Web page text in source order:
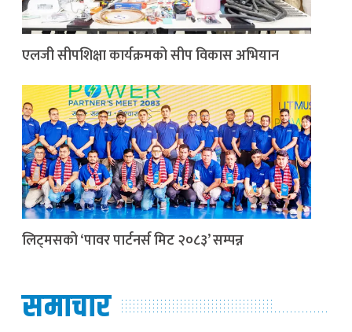
एलजी सीपशिक्षा कार्यक्रमको सीप विकास अभियान
लिट्मसको ‘पावर पार्टनर्स मिट २०८३’ सम्पन्न
समाचार